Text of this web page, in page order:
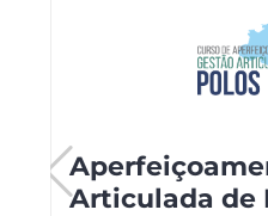
Articulada de